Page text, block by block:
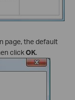
page, the default
clickOK.